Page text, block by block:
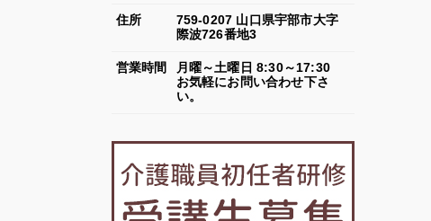
住所 759-0207 山口県宇部市大字
際波726番地3
営業時間
月曜～土曜日 8:30～17:30
お気軽にお問い合わせ下さ
い。